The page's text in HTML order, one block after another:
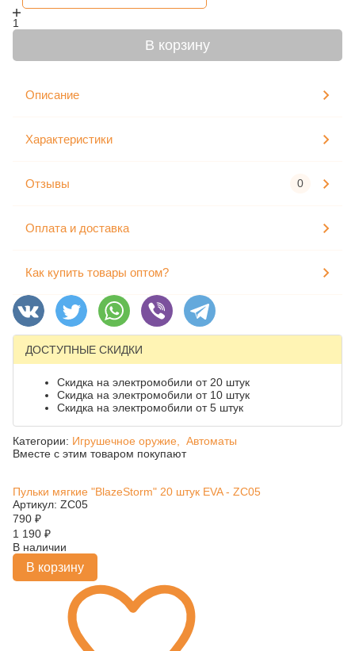
1
В корзину
Описание
Характеристики
Отзывы 0
Оплата и доставка
Как купить товары оптом?
ДОСТУПНЫЕ СКИДКИ
Скидка на электромобили от 20 штук
Скидка на электромобили от 10 штук
Скидка на электромобили от 5 штук
Категории: Игрушечное оружие,
Автоматы
Вместе с этим товаром покупают
Пульки мягкие "BlazeStorm" 20 штук EVA - ZC05
Артикул: ZC05
790 ₽
1 190 ₽
В наличии
В корзину